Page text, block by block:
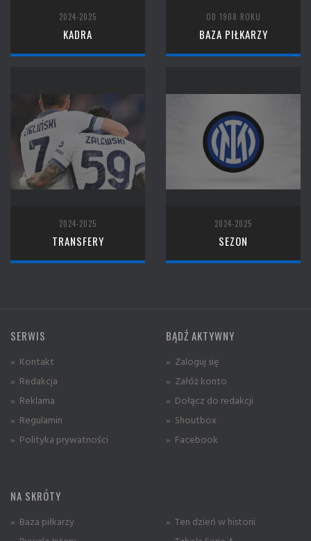
2024-2025
KADRA
OD 1908 ROKU
BAZA PIŁKARZY
2024-2025
TRANSFERY
2024-2025
SEZON
SERWIS
» Kontakt
» Redakcja
» Reklama
» Regulamin
» Polityka prywatności
BĄDŹ AKTYWNY
» Zaloguj się
» Załóż konto
» Dołącz do redakcji
» Shoutbox
» Facebook
NA SKRÓTY
» Baza piłkarzy
» Ten dzień w historii